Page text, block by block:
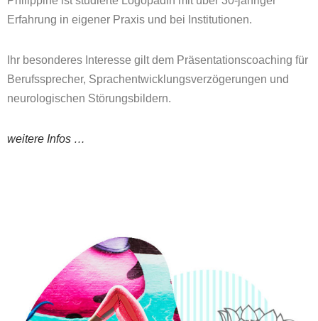
Erfahrung in eigener Praxis und bei Institutionen.
Ihr besonderes Interesse gilt dem Präsentationscoaching für
Berufssprecher, Sprachentwicklungsverzögerungen und
neurologischen Störungsbildern.
weitere Infos …